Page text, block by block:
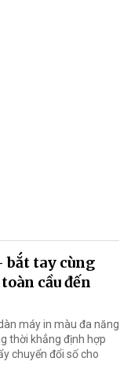
tay cùng
cầu đến
máy in màu đa năng
thời khẳng định hợp
chuyển đổi số cho